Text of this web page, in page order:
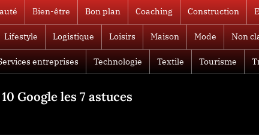
Bien-être Bon plan Coaching Construction
Lifestyle Logistique Loisirs Maison Mode Non
entreprises Technologie Textile Tourisme
Google les 7 astuces